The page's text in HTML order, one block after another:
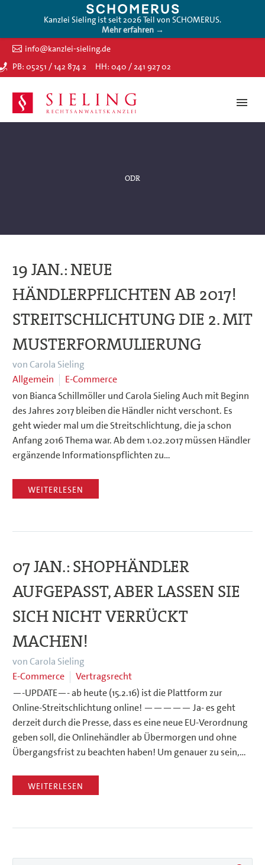
Kanzlei Sieling ist seit 2026 Teil von SCHOMERUS.
Mehr erfahren →
info@kanzlei-sieling.de
PB: 05251 / 142 874 2
HH: 040 / 241 927 02
ODR
19 JAN.:NEUE
HÄNDLERPFLICHTEN AB 2017!
STREITSCHLICHTUNG DIE 2. MIT
MUSTERFORMULIERUNG
von Carola Sieling
Allgemein
E-Commerce
von Bianca Schillmöller und Carola Sieling Auch mit Beginn
des Jahres 2017 bleiben die Händler nicht verschont. Es
geht wieder mal um die Streitschlichtung, die ja schon
Anfang 2016 Thema war. Ab dem 1.02.2017 müssen Händler
ergänzende Informationspflichten zu…
WEITERLESEN
07 JAN.:SHOPHÄNDLER
AUFGEPASST, ABER LASSEN SIE
SICH NICHT VERRÜCKT
MACHEN!
von Carola Sieling
E-Commerce
Vertragsrecht
—-UPDATE—- ab heute (15.2.16) ist die Plattform zur
Online-Streitschlichtung online! ————— Ja- es geht
derzeit durch die Presse, dass es eine neue EU-Verordnung
geben soll, die Onlinehändler ab Übermorgen und ohne
Übergangsfrist zu beachten haben! Um genauer zu sein,…
WEITERLESEN